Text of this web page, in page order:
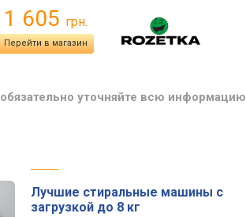
1 605 грн.
Перейти в магазин
обязательно уточняйте всю информацию
Лучшие стиральные машины с
загрузкой до 8 кг